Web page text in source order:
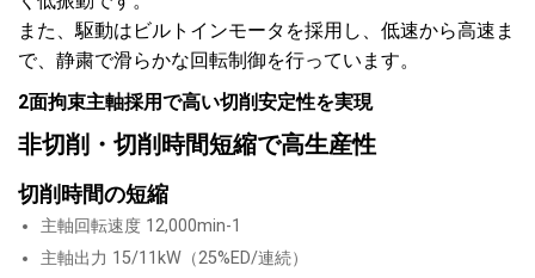
また、駆動はビルトインモータを採用し、低速から高速ま
で、静粛で滑らかな回転制御を行っています。
2面拘束主軸採用で高い切削安定性を実現
非切削・切削時間短縮で高生産性
切削時間の短縮
主軸回転速度 12,000min-1
主軸出力 15/11kW（25%ED/連続）